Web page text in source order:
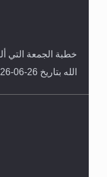
خطبة الجمعة التي
الله بتاريخ 26-06-2026